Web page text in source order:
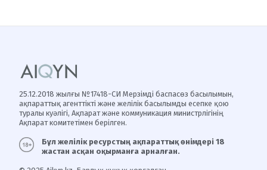
25.12.2018 жылғы №17418-СИ Мерзімді баспасөз басылымын,
ақпараттық агенттікті және желілік басылымды есепке қою
туралы куәлігі, Ақпарат және коммуникация министрлігінің
Ақпарат комитетімен берілген.
Бұл желілік ресурстың ақпараттық өнімдері 18
жастан асқан оқырманға арналған.